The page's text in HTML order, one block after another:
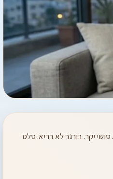
אכלתי אתמול. סושי יקר. בורגר לא בריא. סלט